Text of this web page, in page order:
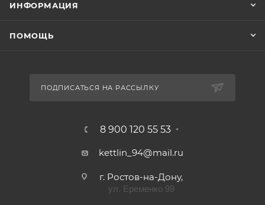
ИНФОРМАЦИЯ
ПОМОЩЬ
ПОДПИСАТЬСЯ НА РАССЫЛКУ
8 900 120 55 53
kettlin_94@mail.ru
г. Ростов-на-Дону,
ул. Еременко 99